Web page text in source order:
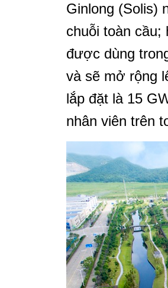
Ginlong (Solis)
chuỗi toàn cầu;
được dùng
và sẽ mở rộng
lắp đặt là 15
nhân viên trên